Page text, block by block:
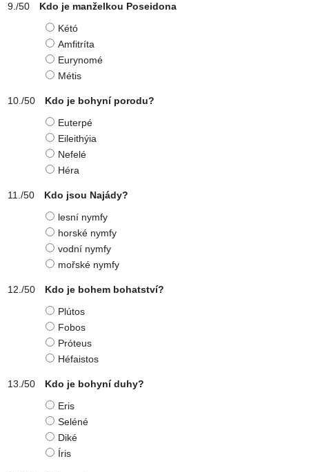
Kdo je manželkou Poseidona
Kétó
Amfitríta
Eurynomé
Métis
Kdo je bohyní porodu?
Euterpé
Eileithýia
Nefelé
Héra
Kdo jsou Najády?
lesní nymfy
horské nymfy
vodní nymfy
mořské nymfy
Kdo je bohem bohatství?
Plútos
Fobos
Próteus
Héfaistos
Kdo je bohyní duhy?
Eris
Seléné
Diké
Íris